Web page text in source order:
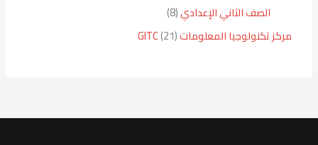
الصف الثاني الإعدادي 8
مركز تكنولوجيا المعلومات GITC 21